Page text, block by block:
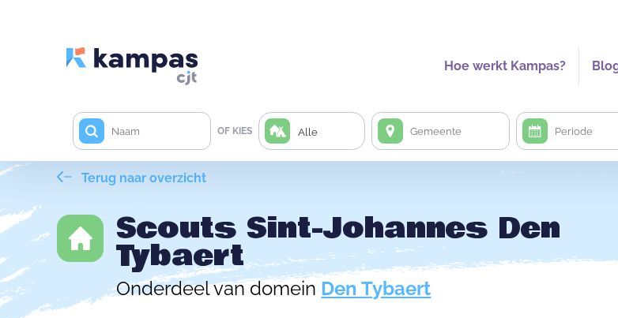
Hoe werkt Kampas?
OF KIES Alle
Terug naar overzicht
Scouts Sint-Johannes Den
Tybaert
Onderdeel van domein Den Tybaert